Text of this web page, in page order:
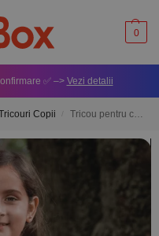
0
✅ –> Vezi detalii
Copii Tricou pentru copii personalizat Happy Halloween